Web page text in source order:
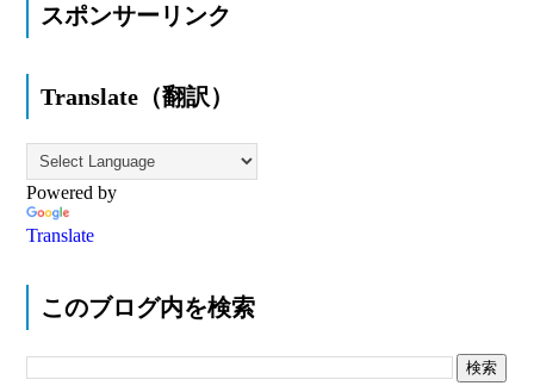
スポンサーリンク
Translate（翻訳）
Powered by
Translate
このブログ内を検索